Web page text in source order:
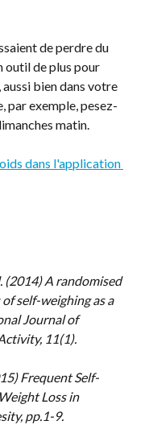
de perdre du
outil de plus pour
bien dans votre
par exemple, pesez-
matin.
dans l'application
(2014) A randomised
self-weighing as a
Journal of
11(1).
Frequent Self-
Loss in
pp.1-9.